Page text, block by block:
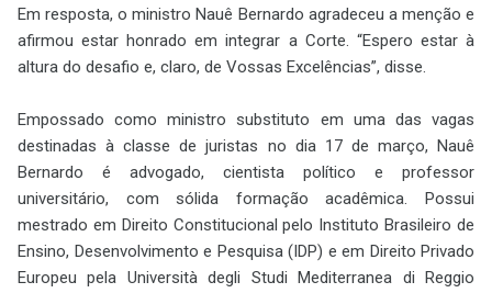
Em resposta, o ministro Nauê Bernardo agradeceu a menção e
afirmou estar honrado em integrar a Corte. “Espero estar à
altura do desafio e, claro, de Vossas Excelências”, disse.
Empossado como ministro substituto em uma das vagas
destinadas à classe de juristas no dia 17 de março, Nauê
Bernardo é advogado, cientista político e professor
universitário, com sólida formação acadêmica. Possui
mestrado em Direito Constitucional pelo Instituto Brasileiro de
Ensino, Desenvolvimento e Pesquisa (IDP) e em Direito Privado
Europeu pela Università degli Studi Mediterranea di Reggio